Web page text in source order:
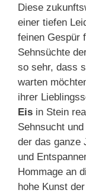
Diese
einer tiefen
feinen Gespür
Sehnsüchte
so sehr, dass
warten
ihrer
Eis in Stein
Sehnsucht
der das ganze
und
Hommage an
hohe Kunst